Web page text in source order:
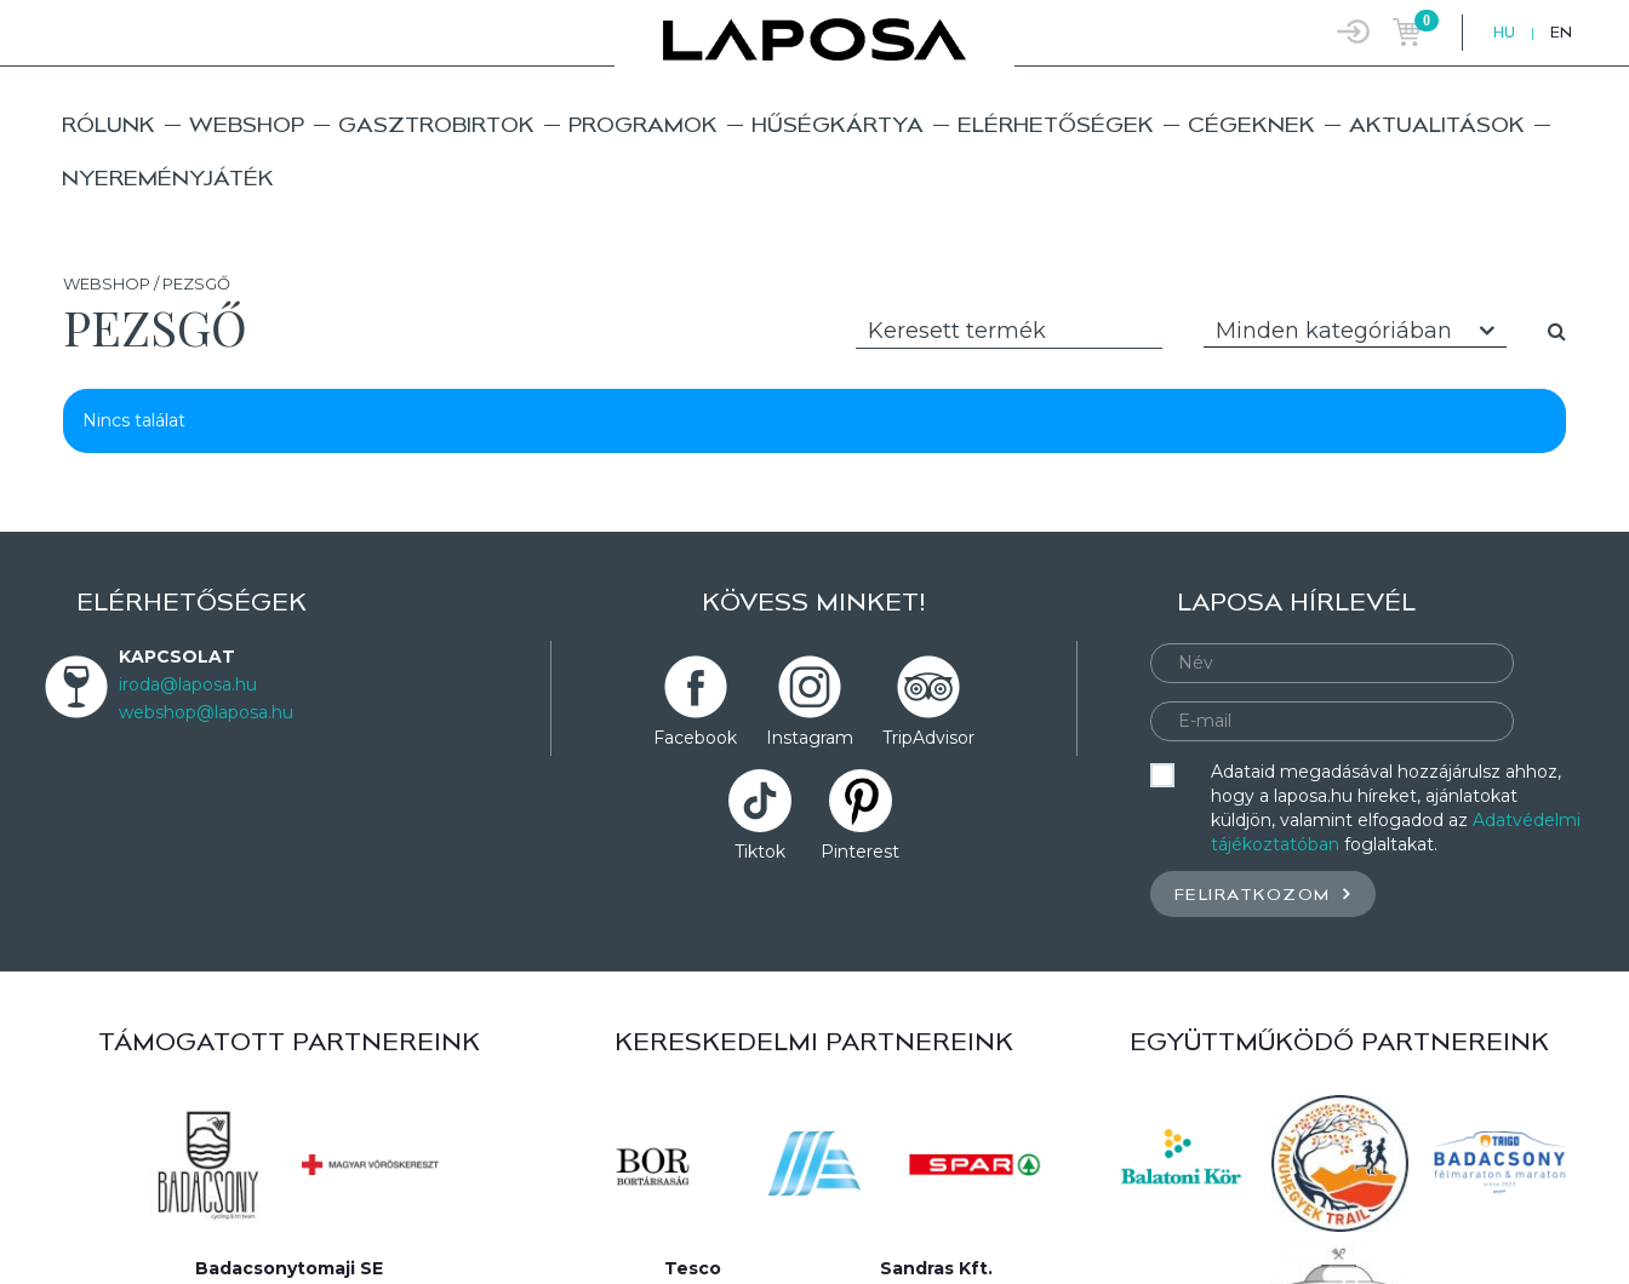
0
HU | EN
RÓLUNK WEBSHOP GASZTROBIRTOK PROGRAMOK HŰSÉGKÁRTYA ELÉRHETŐSÉGEK CÉGEKNEK AKTUALITÁSOK
NYEREMÉNYJÁTÉK
WEBSHOP / PEZSGŐ
PEZSGŐ Minden kategóriában
Nincs találat
ELÉRHETŐSÉGEK
KAPCSOLAT
iroda@laposa.hu
webshop@laposa.hu
KÖVESS MINKET!
Facebook Instagram TripAdvisor
Tiktok Pinterest
LAPOSA HÍRLEVÉL
Adataid megadásával hozzájárulsz ahhoz,
hogy a laposa.hu híreket, ajánlatokat
küldjön, valamint elfogadod az Adatvédelmi
tájékoztatóban foglaltakat.
FELIRATKOZOM
TÁMOGATOTT PARTNEREINK
Badacsonytomaji SE
KERESKEDELMI PARTNEREINK
Tesco
Sandras Kft.
EGYÜTTMŰKÖDŐ PARTNEREINK